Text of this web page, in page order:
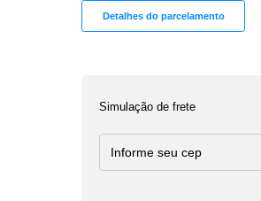
Detalhes do parcelamento
Simulação de frete